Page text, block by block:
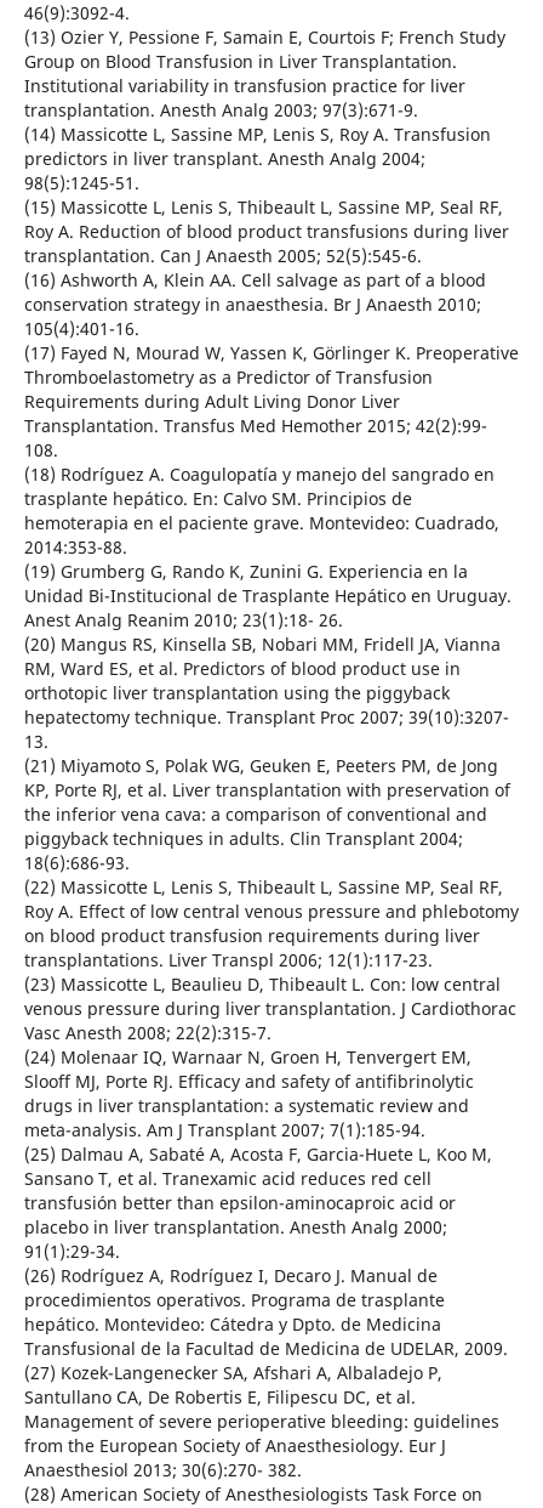
46(9):3092-4.
(13) Ozier Y, Pessione F, Samain E, Courtois F; French Study
Group on Blood Transfusion in Liver Transplantation.
Institutional variability in transfusion practice for liver
transplantation. Anesth Analg 2003; 97(3):671-9.
(14) Massicotte L, Sassine MP, Lenis S, Roy A. Transfusion
predictors in liver transplant. Anesth Analg 2004;
98(5):1245-51.
(15) Massicotte L, Lenis S, Thibeault L, Sassine MP, Seal RF,
Roy A. Reduction of blood product transfusions during liver
transplantation. Can J Anaesth 2005; 52(5):545-6.
(16) Ashworth A, Klein AA. Cell salvage as part of a blood
conservation strategy in anaesthesia. Br J Anaesth 2010;
105(4):401-16.
(17) Fayed N, Mourad W, Yassen K, Görlinger K. Preoperative
Thromboelastometry as a Predictor of Transfusion
Requirements during Adult Living Donor Liver
Transplantation. Transfus Med Hemother 2015; 42(2):99-
108.
(18) Rodríguez A. Coagulopatía y manejo del sangrado en
trasplante hepático. En: Calvo SM. Principios de
hemoterapia en el paciente grave. Montevideo: Cuadrado,
2014:353-88.
(19) Grumberg G, Rando K, Zunini G. Experiencia en la
Unidad Bi-Institucional de Trasplante Hepático en Uruguay.
Anest Analg Reanim 2010; 23(1):18- 26.
(20) Mangus RS, Kinsella SB, Nobari MM, Fridell JA, Vianna
RM, Ward ES, et al. Predictors of blood product use in
orthotopic liver transplantation using the piggyback
hepatectomy technique. Transplant Proc 2007; 39(10):3207-
13.
(21) Miyamoto S, Polak WG, Geuken E, Peeters PM, de Jong
KP, Porte RJ, et al. Liver transplantation with preservation of
the inferior vena cava: a comparison of conventional and
piggyback techniques in adults. Clin Transplant 2004;
18(6):686-93.
(22) Massicotte L, Lenis S, Thibeault L, Sassine MP, Seal RF,
Roy A. Effect of low central venous pressure and phlebotomy
on blood product transfusion requirements during liver
transplantations. Liver Transpl 2006; 12(1):117-23.
(23) Massicotte L, Beaulieu D, Thibeault L. Con: low central
venous pressure during liver transplantation. J Cardiothorac
Vasc Anesth 2008; 22(2):315-7.
(24) Molenaar IQ, Warnaar N, Groen H, Tenvergert EM,
Slooff MJ, Porte RJ. Efficacy and safety of antifibrinolytic
drugs in liver transplantation: a systematic review and
meta-analysis. Am J Transplant 2007; 7(1):185-94.
(25) Dalmau A, Sabaté A, Acosta F, Garcia-Huete L, Koo M,
Sansano T, et al. Tranexamic acid reduces red cell
transfusión better than epsilon-aminocaproic acid or
placebo in liver transplantation. Anesth Analg 2000;
91(1):29-34.
(26) Rodríguez A, Rodríguez I, Decaro J. Manual de
procedimientos operativos. Programa de trasplante
hepático. Montevideo: Cátedra y Dpto. de Medicina
Transfusional de la Facultad de Medicina de UDELAR, 2009.
(27) Kozek-Langenecker SA, Afshari A, Albaladejo P,
Santullano CA, De Robertis E, Filipescu DC, et al.
Management of severe perioperative bleeding: guidelines
from the European Society of Anaesthesiology. Eur J
Anaesthesiol 2013; 30(6):270- 382.
(28) American Society of Anesthesiologists Task Force on